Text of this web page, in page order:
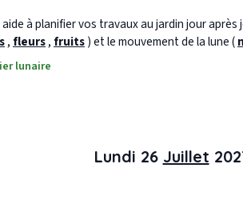
à planifier vos travaux au jardin jour après
, fleurs, fruits) et le mouvement de la lune (
lunaire
Lundi 26 Juillet